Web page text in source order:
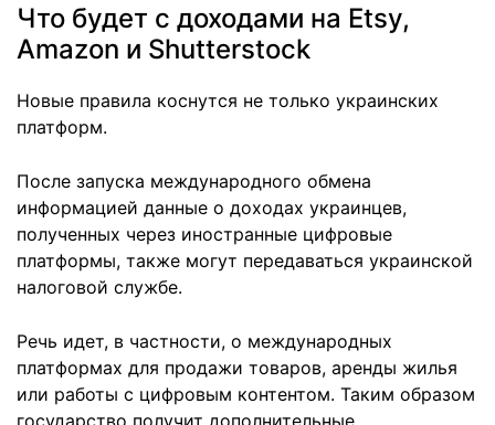
Что будет с доходами на Etsy,
Amazon и Shutterstock
Новые правила коснутся не только украинских
платформ.
После запуска международного обмена
информацией данные о доходах украинцев,
полученных через иностранные цифровые
платформы, также могут передаваться украинской
налоговой службе.
Речь идет, в частности, о международных
платформах для продажи товаров, аренды жилья
или работы с цифровым контентом. Таким образом
государство получит дополнительные